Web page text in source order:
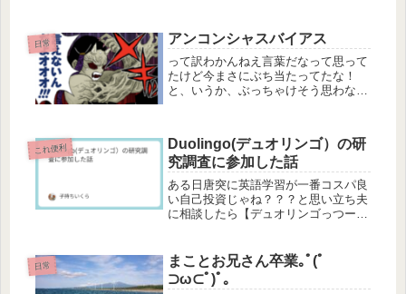
たメールの本文です。パートナー様検
索向け AdSense...
日常 アンコンシャスバイアス
って訳わかんねえ言葉だなって思って
たけど今まさにぶち当たってたな！
と、いうか、ぶっちゃけそう思わない
シャスバイアスかもよっていう小難し
い話と見せかけてただの愚痴だよ！ア
ンコ...
これ便利
Duolingo(デュオリンゴ）の研
究調査に参加した話
ある日唐突に英語学習が一番コスパ良
い自己投資じゃね？？？と思い立ち夫
に相談したら【デュオリンゴっつーサ
ンゴ。無料でも全然楽しめるサービス
なのですが流れで有料プランを始めて
し...
日常
まことお兄さん卒業｡ﾟ(ﾟ
⊃ω⊂ﾟ)ﾟ｡